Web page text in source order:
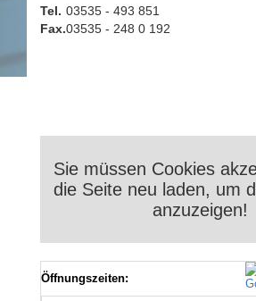
Tel. 03535 - 493 851
Fax.03535 - 248 0 192
Sie müssen Cookies
die Seite neu laden, um
anzuzeigen!
Öffnungszeiten: